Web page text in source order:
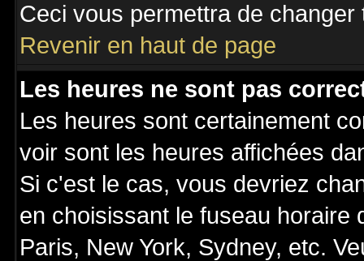
Ceci vous permettra de
Revenir en haut de page
Les heures ne sont pas
Les heures sont certainement
voir sont les heures affichées
Si c'est le cas, vous devriez
en choisissant le fuseau horaire
Paris, New York, Sydney, etc.